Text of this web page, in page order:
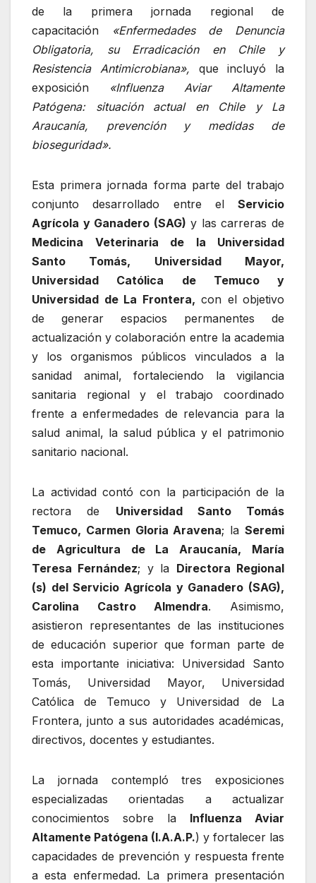
de la primera jornada regional de
capacitación
«Enfermedades de Denuncia
Obligatoria, su Erradicación en Chile y
Resistencia Antimicrobiana», que incluyó la
exposición «Influenza Aviar Altamente
Patógena: situación actual en Chile y La
Araucanía, prevención y medidas de
bioseguridad».
Esta primera jornada forma parte del trabajo
conjunto desarrollado entre el Servicio
Agrícola y Ganadero (SAG) y las carreras de
Medicina Veterinaria de la Universidad
Santo Tomás, Universidad Mayor,
Universidad Católica de Temuco y
Universidad de La Frontera, con el objetivo
de generar espacios permanentes de
actualización y colaboración entre la academia
y los organismos públicos vinculados a la
sanidad animal, fortaleciendo la vigilancia
sanitaria regional y el trabajo coordinado
frente a enfermedades de relevancia para la
salud animal, la salud pública y el patrimonio
sanitario nacional.
La actividad contó con la participación de la
rectora de Universidad Santo Tomás
Temuco, Carmen Gloria Aravena; laSeremi
de Agricultura de La Araucanía, María
Teresa Fernández; y la Directora Regional
(s) del Servicio Agrícola y Ganadero (SAG),
Carolina Castro Almendra. Asimismo,
asistieron representantes de las instituciones
de educación superior que forman parte de
esta importante iniciativa: Universidad Santo
Tomás, Universidad Mayor, Universidad
Católica de Temuco y Universidad de La
Frontera, junto a sus autoridades académicas,
directivos, docentes y estudiantes.
La jornada contempló tres exposiciones
especializadas orientadas a actualizar
conocimientos sobre la Influenza Aviar
Altamente Patógena (I.A.A.P.) y fortalecer las
capacidades de prevención y respuesta frente
a esta enfermedad. La primera presentación